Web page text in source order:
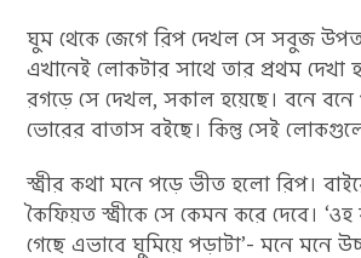
ঘুম থেকে জেগে রিপ দেখল সে সবুজ
এখানেই লোকটার সাথে তার প্রথম দেখা
রগড়ে সে দেখল, সকাল হয়েছে। বনে বনে
ভোরের বাতাস বইছে। কিন্তু সেই
স্ত্রীর কথা মনে পড়ে ভীত হলো রিপ।
কৈফিয়ত স্ত্রীকে সে কেমন করে দেবে।
গেছে এভাবে ঘুমিয়ে পড়াটা’- মনে মনে